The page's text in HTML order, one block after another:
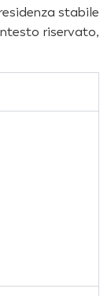
stabile
riservato,